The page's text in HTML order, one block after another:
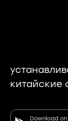
китайские